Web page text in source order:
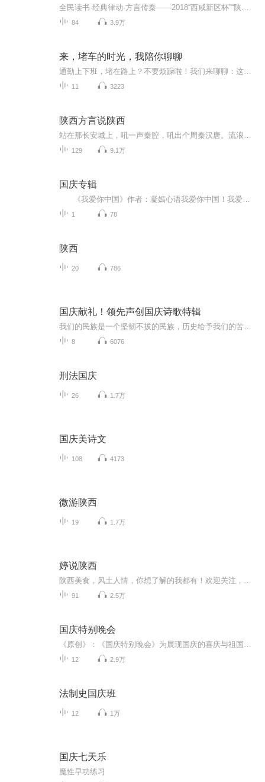
84 3.9万
来，堵车的时光，我陪你聊聊
11 3223
陕西方言说陕西
129 9.1万
国庆专辑
1 78
陕西
20 786
国庆献礼！领先声创国庆诗歌特辑
8 6076
刑法国庆
26 1.7万
国庆美诗文
108 4173
微游陕西
19 1.7万
婷说陕西
91 2.5万
国庆特别晚会
12 2.9万
法制史国庆班
12 1万
国庆七天乐
魔性早功练习